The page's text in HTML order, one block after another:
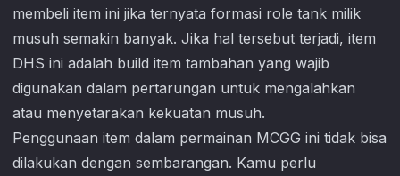
membeli item ini jika ternyata formasi role tank milik
musuh semakin banyak. Jika hal tersebut terjadi, item
DHS ini adalah build item tambahan yang wajib
digunakan dalam pertarungan untuk mengalahkan
atau menyetarakan kekuatan musuh.
Penggunaan item dalam permainan MCGG ini tidak bisa
dilakukan dengan sembarangan. Kamu perlu